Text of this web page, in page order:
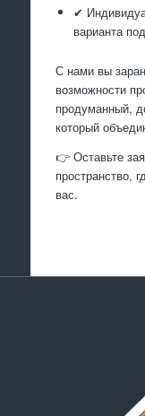
✔
варианта
С нами вы
возможности
продуманный,
который
👉 Оставьте
пространство,
вас.